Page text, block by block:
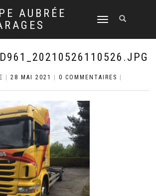
AUBRÉE
DÉPLIER
NAVIGATION
28 MAI 2021 0 COMMENTAIRES